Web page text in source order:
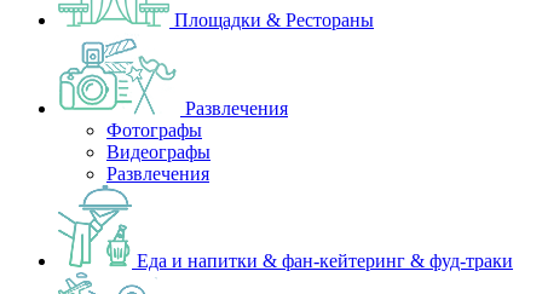
Площадки & Рестораны
Развлечения
Фотографы
Видеографы
Развлечения
Еда и напитки & фан-кейтеринг & фуд-траки